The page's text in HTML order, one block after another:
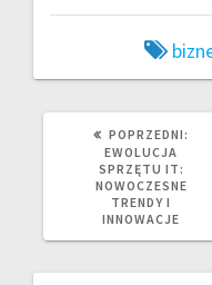
POPRZEDNI:
EWOLUCJA
SPRZĘTU IT:
NOWOCZESNE
TRENDY I
INNOWACJE